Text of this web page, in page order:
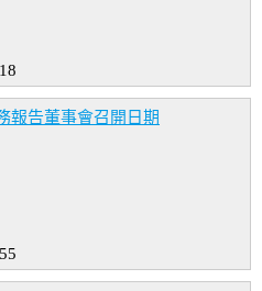
報告董事會召開日期